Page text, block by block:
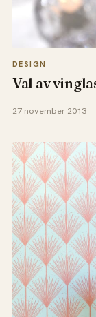
DESIGN
Val av
27 november 2013